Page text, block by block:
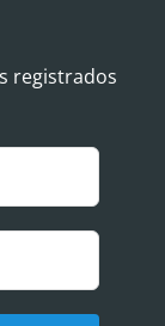
registrados